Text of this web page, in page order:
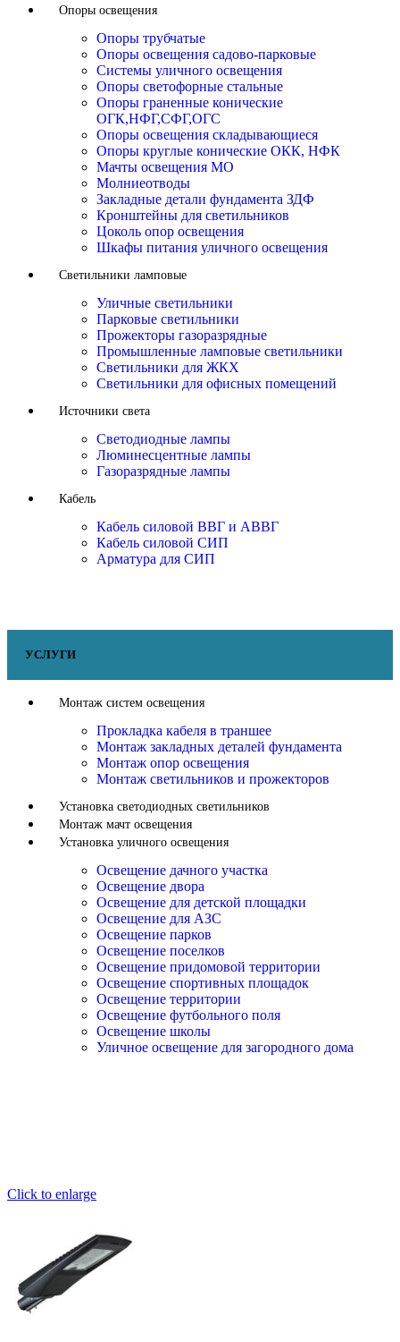
Опоры освещения
Опоры трубчатые
Опоры освещения садово-парковые
Системы уличного освещения
Опоры светофорные стальные
Опоры граненные конические
ОГК,НФГ,СФГ,ОГС
Опоры освещения складывающиеся
Опоры круглые конические ОКК, НФК
Мачты освещения МО
Молниеотводы
Закладные детали фундамента ЗДФ
Кронштейны для светильников
Цоколь опор освещения
Шкафы питания уличного освещения
Светильники ламповые
Уличные светильники
Парковые светильники
Прожекторы газоразрядные
Промышленные ламповые светильники
Светильники для ЖКХ
Светильники для офисных помещений
Источники света
Светодиодные лампы
Люминесцентные лампы
Газоразрядные лампы
Кабель
Кабель силовой ВВГ и АВВГ
Кабель силовой СИП
Арматура для СИП
УСЛУГИ
Монтаж систем освещения
Прокладка кабеля в траншее
Монтаж закладных деталей фундамента
Монтаж опор освещения
Монтаж светильников и прожекторов
Установка светодиодных светильников
Монтаж мачт освещения
Установка уличного освещения
Освещение дачного участка
Освещение двора
Освещение для детской площадки
Освещение для АЗС
Освещение парков
Освещение поселков
Освещение придомовой территории
Освещение спортивных площадок
Освещение территории
Освещение футбольного поля
Освещение школы
Уличное освещение для загородного дома
Click to enlarge